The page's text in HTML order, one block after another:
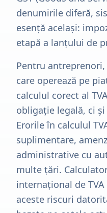
denumirile diferă,
esență același:
etapă a lanțului de
Pentru
care operează pe
calculul corect al
obligație legală, ci
Erorile în calculul
suplimentare,
administrative cu
multe țări.
internațional de
aceste riscuri